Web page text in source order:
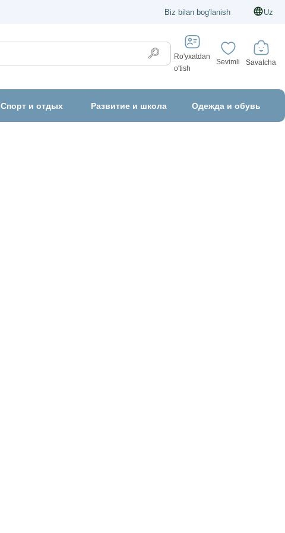
Biz bilan bog'lanish Uz
Ro'yxatdan
o'tish
Sevimli Savatcha
Спорт и отдых Развитие и школа Одежда и обувь